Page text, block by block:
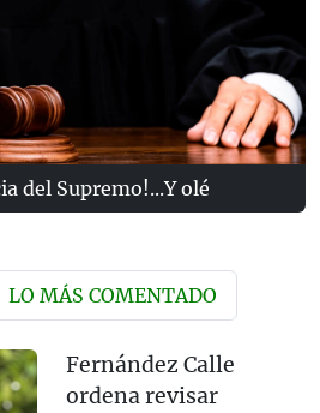
del Supremo!...Y olé
LO MÁS COMENTADO
Fernández Calle
ordena revisar